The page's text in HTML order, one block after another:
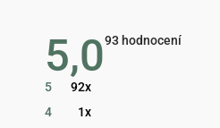
5,0Průměrné
93 hodnocení
5
92x
4
1x